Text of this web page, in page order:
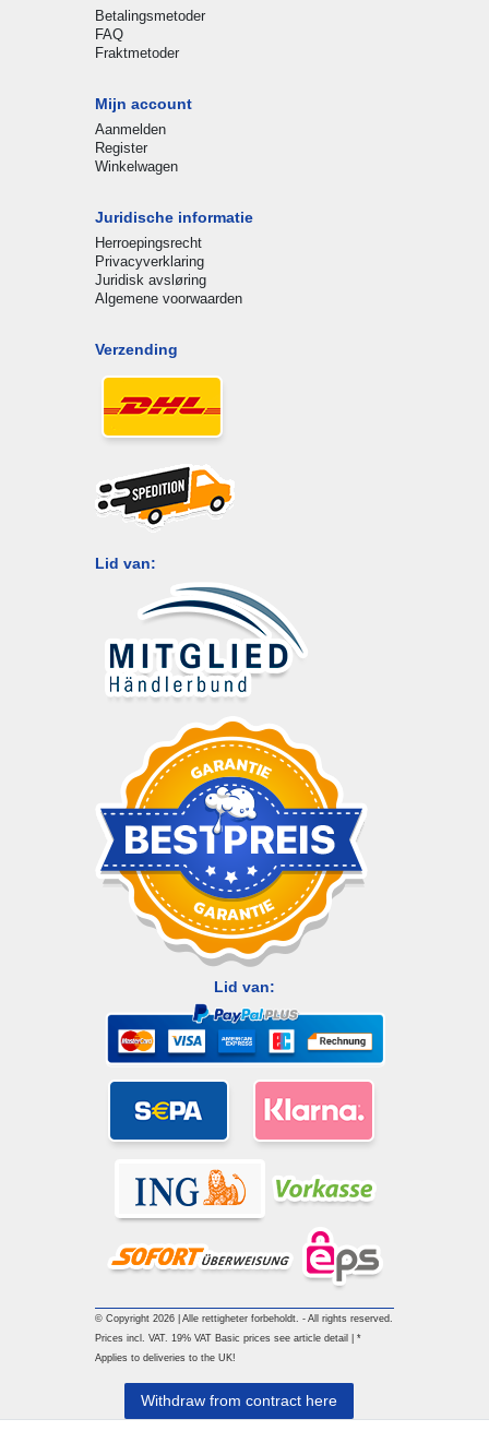
Betalingsmetoder
FAQ
Fraktmetoder
Mijn account
Aanmelden
Register
Winkelwagen
Juridische informatie
Herroepingsrecht
Privacyverklaring
Juridisk avsløring
Algemene voorwaarden
Verzending
Lid van:
Lid van:
© Copyright 2026 | Alle rettigheter forbeholdt. - All rights reserved.
Prices incl. VAT. 19% VAT Basic prices see article detail | *
Applies to deliveries to the UK!
Withdraw from contract here